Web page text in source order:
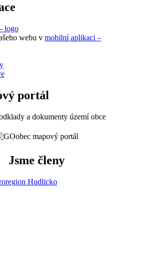
webu v mobilní aplikaci –
portál
a dokumenty území obce
Jsme členy
Hudlicko